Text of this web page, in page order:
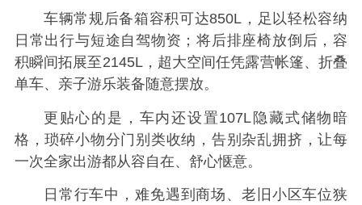
车辆常规后备箱容积可达850L，足以轻松容纳
日常出行与短途自驾物资；将后排座椅放倒后，容
积瞬间拓展至2145L，超大空间任凭露营帐篷、折叠
单车、亲子游乐装备随意摆放。
更贴心的是，车内还设置107L隐藏式储物暗
格，琐碎小物分门别类收纳，告别杂乱拥挤，让每
一次全家出游都从容自在、舒心惬意。
日常行车中，难免遇到商场、老旧小区车位狭